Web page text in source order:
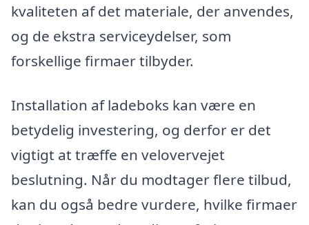
kvaliteten af det materiale, der anvendes,
og de ekstra serviceydelser, som
forskellige firmaer tilbyder.
Installation af ladeboks kan være en
betydelig investering, og derfor er det
vigtigt at træffe en velovervejet
beslutning. Når du modtager flere tilbud,
kan du også bedre vurdere, hvilke firmaer